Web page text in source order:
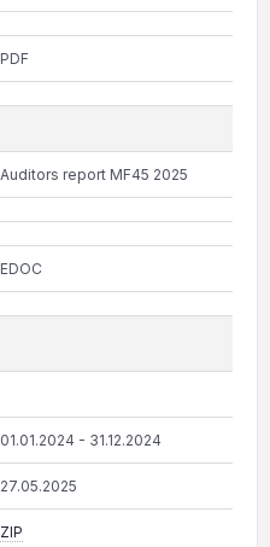
PDF
Auditors report MF45 2025
EDOC
01.01.2024 - 31.12.2024
27.05.2025
ZIP